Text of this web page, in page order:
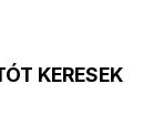
KERESEK